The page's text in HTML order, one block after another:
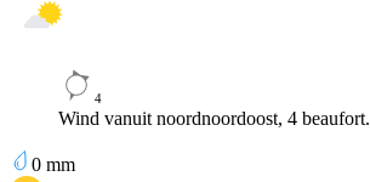
4
Wind vanuit noordnoordoost, 4 beaufort.
0 mm